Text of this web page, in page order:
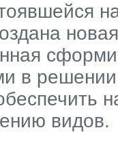
в решении
видов.